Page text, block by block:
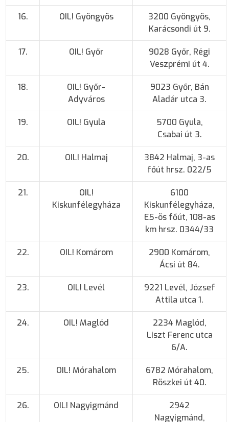
16. OIL! Gyöngyös
3200 Gyöngyös,
Karácsondi út 9.
17. OIL! Győr
9028 Győr, Régi
Veszprémi út 4.
18.
OIL! Győr-
Adyváros
9023 Győr, Bán
Aladár utca 3.
19. OIL! Gyula
5700 Gyula,
Csabai út 3.
20. OIL! Halmaj
3842 Halmaj, 3-as
főút hrsz. 022/5
21.
OIL!
Kiskunfélegyháza
6100
Kiskunfélegyháza,
E5-ös főút, 108-as
km hrsz. 0344/33
22. OIL! Komárom
2900 Komárom,
Ácsi út 84.
23. OIL! Levél
9221 Levél, József
Attila utca 1.
24. OIL! Maglód
2234 Maglód,
Liszt Ferenc utca
6/A.
25. OIL! Mórahalom
6782 Mórahalom,
Röszkei út 40.
26. OIL! Nagyigmánd
2942
Nagyigmánd,